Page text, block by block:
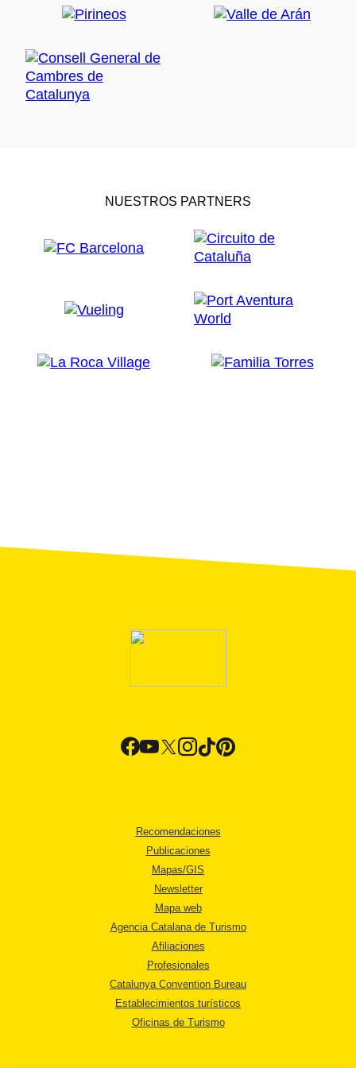
NUESTROS PARTNERS
Recomendaciones
Publicaciones
Mapas/GIS
Newsletter
Mapa web
Agencia Catalana de Turismo
Afiliaciones
Profesionales
Catalunya Convention Bureau
Establecimientos turísticos
Oficinas de Turismo